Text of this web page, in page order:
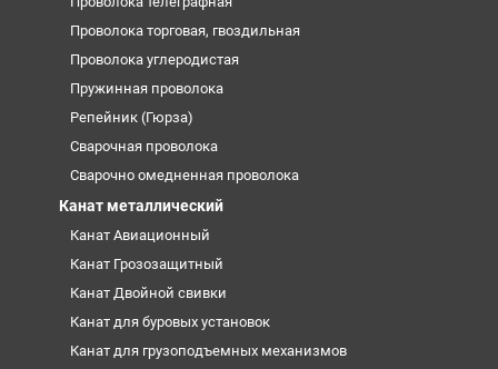
Проволока торговая, гвоздильная
Проволока углеродистая
Пружинная проволока
Репейник (Гюрза)
Сварочная проволока
Сварочно омедненная проволока
Канат металлический
Канат Авиационный
Канат Грозозащитный
Канат Двойной свивки
Канат для буровых установок
Канат для грузоподъемных механизмов